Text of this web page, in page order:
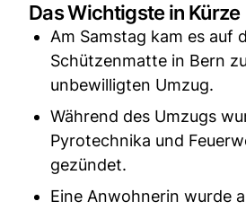
Das Wichtigste in Kürze
Am Samstag kam es auf
Schützenmatte in Bern
unbewilligten Umzug.
Während des Umzugs
Pyrotechnika und
gezündet.
Eine Anwohnerin wurde